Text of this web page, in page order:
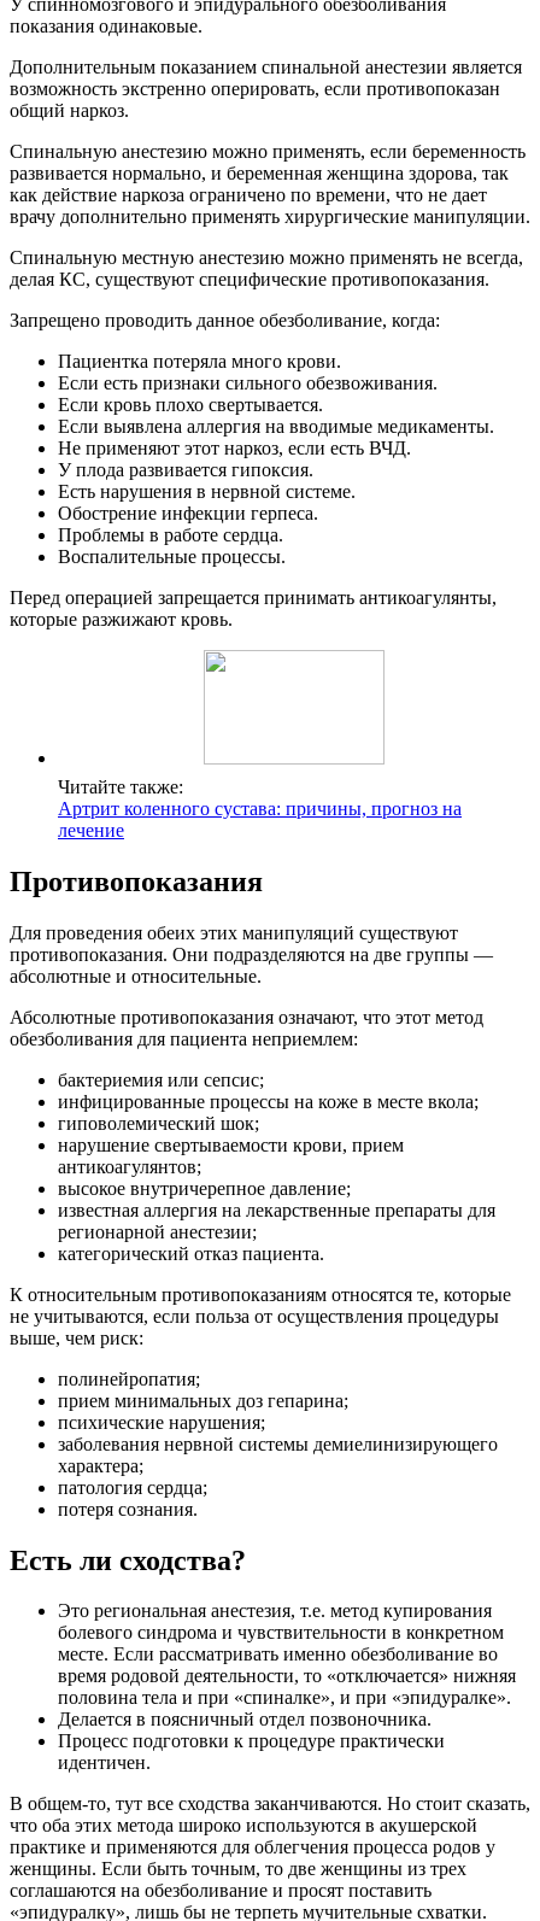
показания одинаковые.
Дополнительным показанием спинальной анестезии является
возможность экстренно оперировать, если противопоказан
общий наркоз.
Спинальную анестезию можно применять, если беременность
развивается нормально, и беременная женщина здорова, так
как действие наркоза ограничено по времени, что не дает
врачу дополнительно применять хирургические манипуляции.
Спинальную местную анестезию можно применять не всегда,
делая КС, существуют специфические противопоказания.
Запрещено проводить данное обезболивание, когда:
Пациентка потеряла много крови.
Если есть признаки сильного обезвоживания.
Если кровь плохо свертывается.
Если выявлена аллергия на вводимые медикаменты.
Не применяют этот наркоз, если есть ВЧД.
У плода развивается гипоксия.
Есть нарушения в нервной системе.
Обострение инфекции герпеса.
Проблемы в работе сердца.
Воспалительные процессы.
Перед операцией запрещается принимать антикоагулянты,
которые разжижают кровь.
Читайте также:
Артрит коленного сустава: причины, прогноз на
лечение
Противопоказания
Для проведения обеих этих манипуляций существуют
противопоказания. Они подразделяются на две группы —
абсолютные и относительные.
Абсолютные противопоказания означают, что этот метод
обезболивания для пациента неприемлем:
бактериемия или сепсис;
инфицированные процессы на коже в месте вкола;
гиповолемический шок;
нарушение свертываемости крови, прием
антикоагулянтов;
высокое внутричерепное давление;
известная аллергия на лекарственные препараты для
регионарной анестезии;
категорический отказ пациента.
К относительным противопоказаниям относятся те, которые
не учитываются, если польза от осуществления процедуры
выше, чем риск:
полинейропатия;
прием минимальных доз гепарина;
психические нарушения;
заболевания нервной системы демиелинизирующего
характера;
патология сердца;
потеря сознания.
Есть ли сходства?
Это региональная анестезия, т.е. метод купирования
болевого синдрома и чувствительности в конкретном
месте. Если рассматривать именно обезболивание во
время родовой деятельности, то «отключается» нижняя
половина тела и при «спиналке», и при «эпидуралке».
Делается в поясничный отдел позвоночника.
Процесс подготовки к процедуре практически
идентичен.
В общем-то, тут все сходства заканчиваются. Но стоит сказать,
что оба этих метода широко используются в акушерской
практике и применяются для облегчения процесса родов у
женщины. Если быть точным, то две женщины из трех
соглашаются на обезболивание и просят поставить
«эпидуралку», лишь бы не терпеть мучительные схватки.